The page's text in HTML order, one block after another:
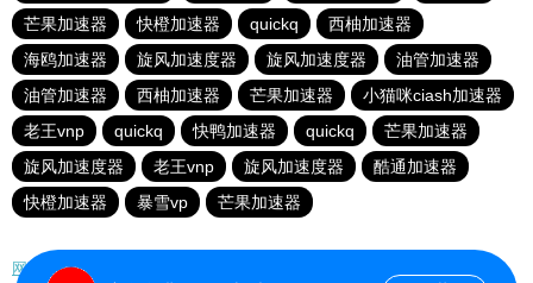
芒果加速器
快橙加速器 quickq
西柚加速器
海鸥加速器
旋风加速度器 旋风加速度器
油管加速器
油管加速器
西柚加速器 芒果加速器
小猫咪ciash加速器
老王vnp
quickq 快鸭加速器 quickq
芒果加速器
旋风加速度器
老王vnp 旋风加速度器
酷通加速器
快橙加速器
暴雪vp 芒果加速器
网站地图